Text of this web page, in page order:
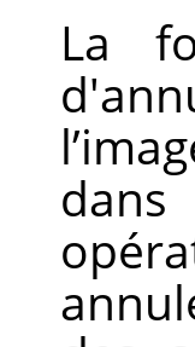
La
dans